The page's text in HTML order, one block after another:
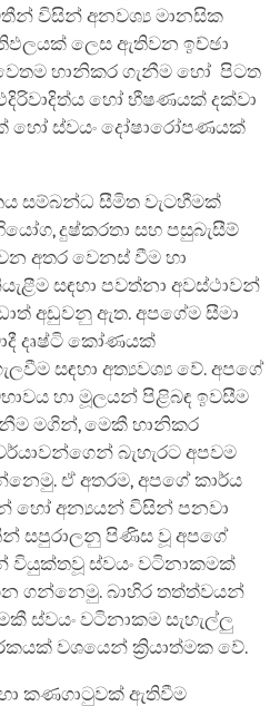
විසින් අනවශ්‍ය මානසික
ලෙස ඇතිවන ඉච්ඡා
හානිකර ගැනීම හෝ පිටත
හෝ භීෂණයක් දක්වා
හෝ ස්වයං දෝෂාරෝපණයක්
සම්බන්ධ සීමිත වැටහීමක්
දුෂ්කරතා සහ පසුබැසීම්
අතර වෙනස් වීම හා
සඳහා පවත්නා අවස්ථාවන්
අඩුවනු ඇත. අපගේම සීමා
දෘෂ්ටි කෝණයක්
සඳහා අත්‍යවශ්‍ය වේ. අපගේ
හා මූලයන් පිළිබඳ ඉවසීම
මගින්, මෙකී හානිකර
බැහැරට අපවම
ඒ අතරම, අපගේ කාර්ය
හෝ අන්‍යයන් විසින් පනවා
සපුරාලනු පිණිස වූ අපගේ
ස්වයං වටිනාකමක්
ගන්නෙමු. බාහිර තත්ත්වයන්
ස්වයං වටිනාකම සැහැල්ලු
වශයෙන් ක්‍රියාත්මක වේ.
කණගාටුවක් ඇතිවීම